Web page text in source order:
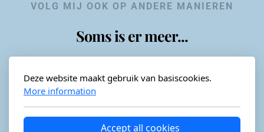
VOLG MIJ OOK OP ANDERE MANIEREN
Soms is er meer...
Horeca-advies
Deze website maakt gebruik van basiscookies.
More information
Accept all cookies